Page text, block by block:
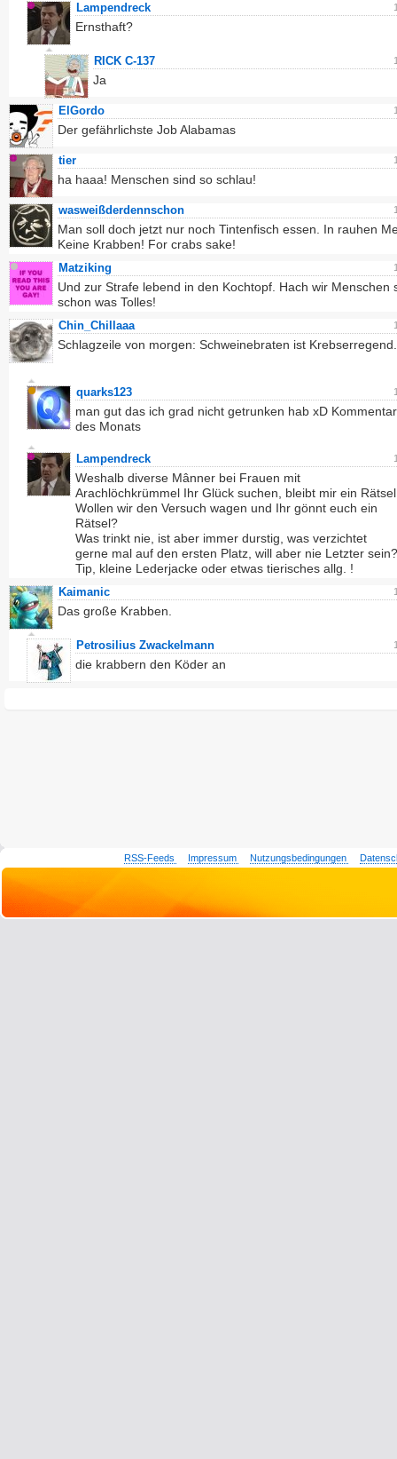
Lampendreck
Ernsthaft?
RICK C-137
Ja
ElGordo
Der gefährlichste Job Alabamas
tier
ha haaa! Menschen sind so schlau!
wasweißderdennschon
Man soll doch jetzt nur noch Tintenfisch essen. In rauhen
Keine Krabben! For crabs sake!
Matziking
Und zur Strafe lebend in den Kochtopf. Hach wir Menschen
schon was Tolles!
Chin_Chillaaa
Schlagzeile von morgen: Schweinebraten ist Krebserregend.
quarks123
man gut das ich grad nicht getrunken hab xD Kommentar
des Monats
Lampendreck
Weshalb diverse Mânner bei Frauen mit
Arachlöchkrümmel Ihr Glück suchen, bleibt mir ein
Wollen wir den Versuch wagen und Ihr gönnt euch ein
Rätsel?
Was trinkt nie, ist aber immer durstig, was verzichtet
gerne mal auf den ersten Platz, will aber nie Letzter sein?
Tip, kleine Lederjacke oder etwas tierisches allg. !
Kaimanic
Das große Krabben.
Petrosilius Zwackelmann
die krabbern den Köder an
RSS-Feeds Impressum Nutzungsbedingungen